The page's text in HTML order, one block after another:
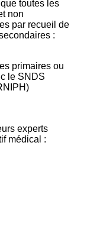
toutes les
non
par recueil de
:
primaires ou
le SNDS
experts
médical :